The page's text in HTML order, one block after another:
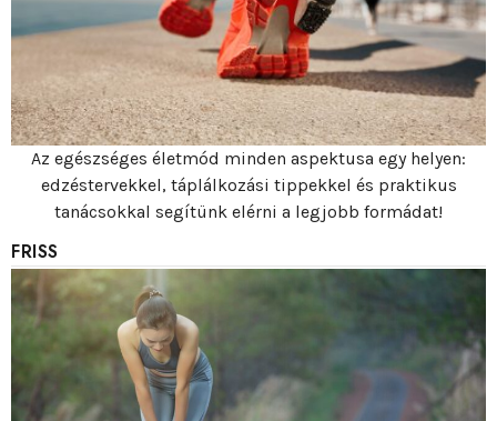
Az egészséges életmód minden aspektusa egy helyen:
edzéstervekkel, táplálkozási tippekkel és praktikus
tanácsokkal segítünk elérni a legjobb formádat!
FRISS